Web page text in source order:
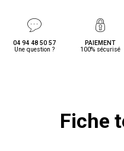
04 94 48 50 57
Une question ?
PAIEMENT
100% sécurisé
Fiche